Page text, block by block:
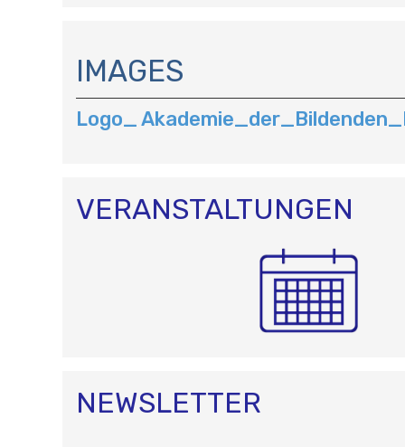
A
V
I
G
O
N
IMAGES
Logo_
VERANSTALTUNGEN
NEWSLETTER